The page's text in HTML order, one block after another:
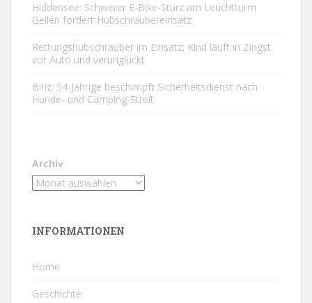
Hiddensee: Schwerer E-Bike-Sturz am Leuchtturm
Gellen fordert Hubschraubereinsatz
Rettungshubschrauber im Einsatz: Kind läuft in Zingst
vor Auto und verunglückt
Binz: 54-Jährige beschimpft Sicherheitsdienst nach
Hunde- und Camping-Streit
Archiv
INFORMATIONEN
Home
Geschichte